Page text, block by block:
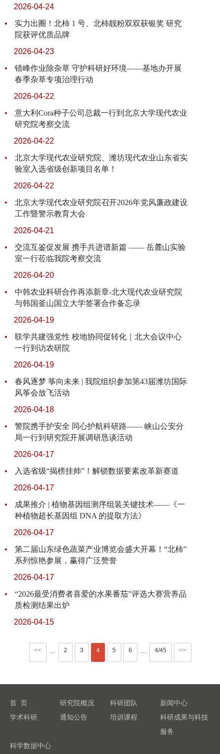
2026-04-24
实力出圈！北柿 1 号、北柿靓粉双双获银奖 研究
院获评优质品牌
2026-04-23
错峰作业除杂草 守护科研好环境——基地办开展
春季杂草专项治理行动
2026-04-22
意大利Cora种子公司总裁一行到北京大学现代农业
研究院考察交流
2026-04-22
北京大学现代农业研究院、潍坊现代农业山东省实
验室入选省级创新项目名单！
2026-04-22
北京大学现代农业研究院召开2026年党风廉政建设
工作暨警示教育大会
2026-04-21
交流互鉴促发展 携手共进谱新篇 —— 岳麓山实验
室一行莅临我院考察交流
2026-04-20
中韩农业科研合作再添新章-北大现代农业研究院
与韩国釜山国立大学签署合作备忘录
2026-04-19
联学共建强党性 校地协同促转化｜北大会议中心
一行到访农研院
2026-04-19
春风逐梦 筝向未来 | 我院组织参加第43届潍坊国际
风筝会放飞活动
2026-04-18
警院携手护安全 同心护航科研路—— 峡山公安分
局一行到研究院开展调研恳谈活动
2026-04-17
入选省级“揭榜挂帅”！解锁数据要素改革新赛道
2026-04-17
成果推介 | 植物基因组测序组装关键技术——《一
种植物超长基因组 DNA 的提取方法》
2026-04-17
第二届山东绿色蔬菜产业博览会盛大开幕！“北柿”
系列惊艳参展，赢得广泛赞誉
2026-04-17
“2026最受消费者喜爱的水果番茄”评选大赛营养品
质检测结果出炉
2026-04-15
<< ··· 2 3 4 5 6 ··· 4/45 >>
首 页 研究院概况 科研团队
新闻中心
学术科研
通知公告 培训课程
科研成果与科技
服务
科学数据中心